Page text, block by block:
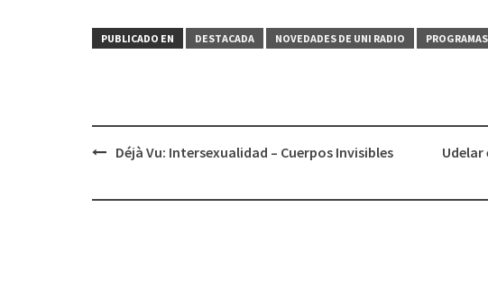
PUBLICADO EN DESTACADA NOVEDADES DE UNI RADIO
Déjà Vu: Intersexualidad – Cuerpos Invisibles
Udelar